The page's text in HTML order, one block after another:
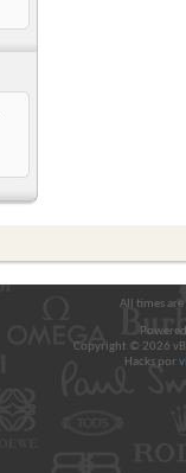
All times
Copyright © 2026
Hacks por